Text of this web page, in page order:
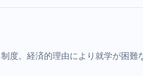
度。経済的理由により就学が困